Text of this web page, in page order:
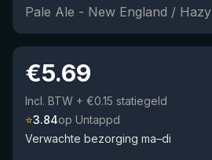
Pale Ale - New England / Hazy
€5.69
Incl. BTW + €0.15 statiegeld
⭐3.84op Untappd
Verwachte bezorging ma–di